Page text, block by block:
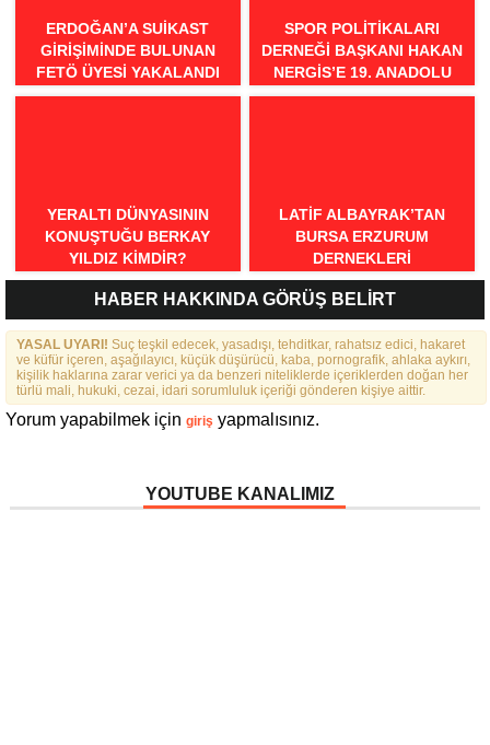
ERDOĞAN’A SUIKAST
GIRIŞIMINDE BULUNAN
FETÖ ÜYESI YAKALANDI
SPOR POLITIKALARI
DERNEĞI BAŞKANI HAKAN
NERGIS’E 19. ANADOLU
SPOR ÖDÜLLERI’NDE
YERALTI DÜNYASININ
KONUŞTUĞU BERKAY
YILDIZ KIMDIR?
LATIF ALBAYRAK’TAN
BURSA ERZURUM
DERNEKLERI
FEDERASYONU İÇIN 25
MADDELIK BÜYÜK VIZYON:
“DAHA GÜÇLÜ, DAHA ETKIN,
DAHA KAPSAYICI BIR
FEDERASYON İÇIN YOLA
ÇIKTIK”
HABER HAKKINDA GÖRÜŞ BELİRT
YASAL UYARI! Suç teşkil edecek, yasadışı, tehditkar, rahatsız edici, hakaret
ve küfür içeren, aşağılayıcı, küçük düşürücü, kaba, pornografik, ahlaka aykırı,
kişilik haklarına zarar verici ya da benzeri niteliklerde içeriklerden doğan her
türlü mali, hukuki, cezai, idari sorumluluk içeriği gönderen kişiye aittir.
Yorum yapabilmek için giriş yapmalısınız.
YOUTUBE KANALIMIZ